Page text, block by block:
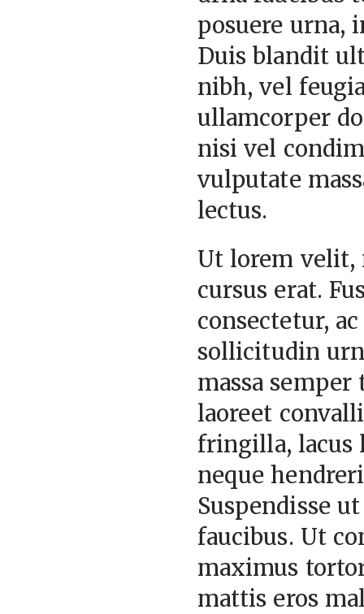
posuere urna,
Duis blandit
nibh, vel
ullamcorper
nisi vel
vulputate
lectus.
Ut lorem velit,
cursus erat.
consectetur,
sollicitudin
massa
laoreet
fringilla, lacus
neque
Suspendisse
faucibus. Ut
maximus
mattis eros